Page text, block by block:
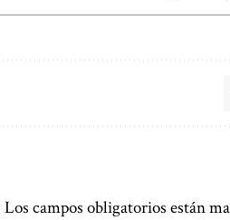
Los campos obligatorios están